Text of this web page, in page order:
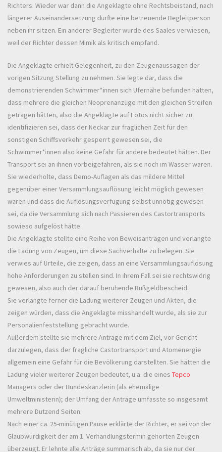
Richters. Wieder war dann die Angeklagte ohne Rechtsbeistand, nach
längerer Auseinandersetzung durfte eine betreuende Begleitperson
neben ihr sitzen. Ein anderer Begleiter wurde des Saales verwiesen,
weil der Richter dessen Mimik als kritisch empfand.
Die Angeklagte erhielt Gelegenheit, zu den Zeugenaussagen der
vorigen Sitzung Stellung zu nehmen. Sie legte dar, dass die
demonstrierenden Schwimmer*innen sich Ufernähe befunden hätten,
dass mehrere die gleichen Neoprenanzüge mit den gleichen Streifen
getragen hätten, also die Angeklagte auf Fotos nicht sicher zu
identifizieren sei, dass der Neckar zur fraglichen Zeit für den
sonstigen Schiffsverkehr gesperrt gewesen sei, die
Schwimmer*innen also keine Gefahr für andere bedeutet hätten. Der
Transport sei an ihnen vorbeigefahren, als sie noch im Wasser waren.
Sie wiederholte, dass Demo-Auflagen als das mildere Mittel
gegenüber einer Versammlungsauflösung leicht möglich gewesen
wären und dass die Auflösungsverfügung selbst unnötig gewesen
sei, da die Versammlung sich nach Passieren des Castortransports
sowieso aufgelöst hätte.
Die Angeklagte stellte eine Reihe von Beweisanträgen und verlangte
die Ladung von Zeugen, um diese Sachverhalte zu belegen. Sie
verwies auf Urteile, die zeigen, dass an eine Versammlungsauflösung
hohe Anforderungen zu stellen sind. In ihrem Fall sei sie rechtswidrig
gewesen, also auch der darauf beruhende Bußgeldbescheid.
Sie verlangte ferner die Ladung weiterer Zeugen und Akten, die
zeigen würden, dass die Angeklagte misshandelt wurde, als sie zur
Personalienfeststellung gebracht wurde.
Außerdem stellte sie mehrere Anträge mit dem Ziel, vor Gericht
darzulegen, dass der fragliche Castortransport und Atomenergie
allgemein eine Gefahr für die Bevölkerung darstellten. Sie hätten die
Ladung vieler weiterer Zeugen bedeutet, u.a. die eines Tepco
Managers oder der Bundeskanzlerin (als ehemalige
Umweltministerin); der Umfang der Anträge umfasste so insgesamt
mehrere Dutzend Seiten.
Nach einer ca. 25-minütigen Pause erklärte der Richter, er sei von der
Glaubwürdigkeit der am 1. Verhandlungstermin gehörten Zeugen
überzeugt. Er lehnte alle Anträge summarisch ab, da sie nur der